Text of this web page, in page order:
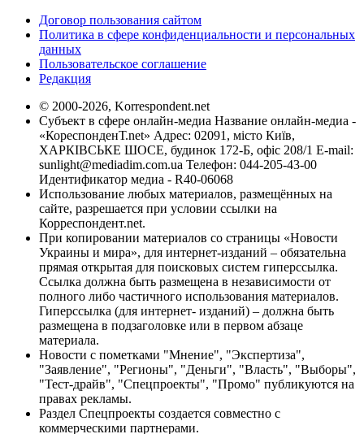
Договор пользования сайтом
Политика в сфере конфиденциальности и персональных
данных
Пользовательское соглашение
Редакция
© 2000-2026, Korrespondent.net
Субъект в сфере онлайн-медиа Название онлайн-медиа -
«КореспонденТ.net» Адрес: 02091, місто Київ,
ХАРКІВСЬКЕ ШОСЕ, будинок 172-Б, офіс 208/1 E-mail:
sunlight@mediadim.com.ua Телефон: 044-205-43-00
Идентификатор медиа - R40-06068
Использование любых материалов, размещённых на
сайте, разрешается при условии ссылки на
Корреспондент.net.
При копировании материалов со страницы «Новости
Украины и мира», для интернет-изданий – обязательна
прямая открытая для поисковых систем гиперссылка.
Ссылка должна быть размещена в независимости от
полного либо частичного использования материалов.
Гиперссылка (для интернет- изданий) – должна быть
размещена в подзаголовке или в первом абзаце
материала.
Новости с пометками "Мнение", "Экспертиза",
"Заявление", "Регионы", "Деньги", "Власть", "Выборы",
"Тест-драйв", "Спецпроекты", "Промо" публикуются на
правах рекламы.
Раздел Спецпроекты создается совместно с
коммерческими партнерами.